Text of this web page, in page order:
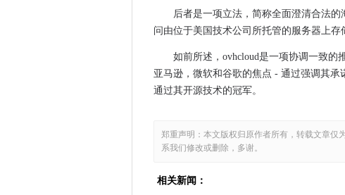
西班牙银行适用于员工培训
SAP为ECC用户提供了一个五年的缓解
有三分之二的工人有机器人驱动冗余
苏格兰为公共部门建立支付服务
TTC基准转移将妇女的重点放在技术部
天气源使用雪花以保持极端天气
智能城市，汽车推动5G IOT行业提供飙
后者是一项立法，简称全面澄清合法
问由位于美国技术公司所托管的服务器上存
如前所述，ovhcloud是一项协调一致
亚马逊，微软和谷歌的焦点 - 通过强调其承
通过其开源技术的冠军。
郑重声明：本文版权归原作者所有，转载文章仅
系我们修改或删除，多谢。
相关新闻：